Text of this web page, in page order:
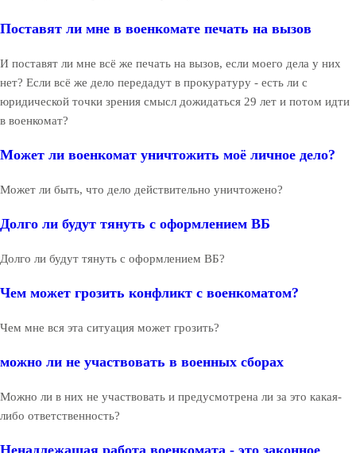
Поставят ли мне в военкомате печать на вызов
И поставят ли мне всё же печать на вызов, если моего дела у них
нет? Если всё же дело передадут в прокуратуру - есть ли с
юридической точки зрения смысл дожидаться 29 лет и потом идти
в военкомат?
Может ли военкомат уничтожить моё личное дело?
Может ли быть, что дело действительно уничтожено?
Долго ли будут тянуть с оформлением ВБ
Долго ли будут тянуть с оформлением ВБ?
Чем может грозить конфликт с военкоматом?
Чем мне вся эта ситуация может грозить?
можно ли не участвовать в военных сборах
Можно ли в них не участвовать и предусмотрена ли за это какая-
либо ответственность?